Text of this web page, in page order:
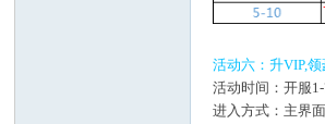
活动六：升VIP,领
活动时间：开服
进入方式：主界